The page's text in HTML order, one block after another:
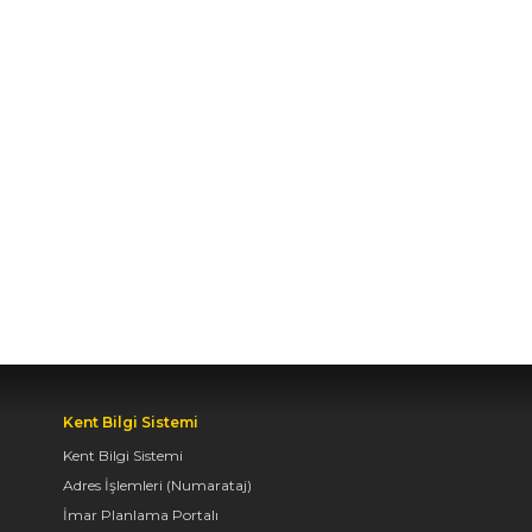
Kent Bilgi Sistemi
Kent Bilgi Sistemi
Adres İşlemleri (Numarataj)
İmar Planlama Portalı